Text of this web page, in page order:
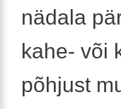
nädala
kahe- või
põhjust